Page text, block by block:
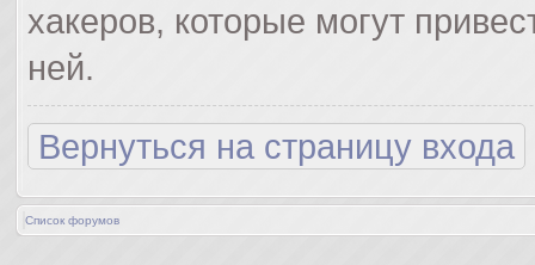
хакеров, которые могут
ней.
Вернуться на страницу входа
Список форумов